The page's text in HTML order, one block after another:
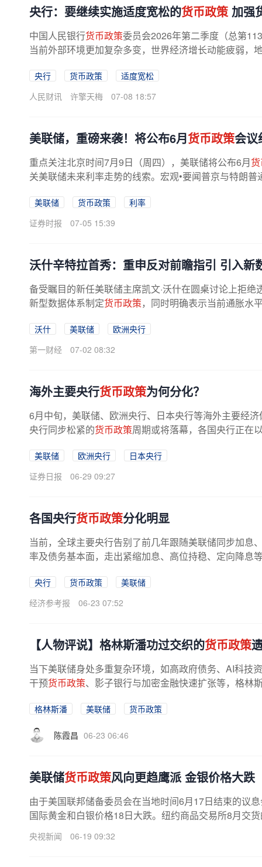
央行：要继续实施适度宽松的货币政策加强
中国人民银行货币政策委员会2026年第二季度（总第
当前外部环境更加复杂多变，世界经济增长动能疲弱，
央行 货币政策
适度宽松
人民财讯
许擎天梅 07-08 18:57
美联储，重磅来袭！将公布6月货币政策会议
重点关注北京时间7月9日（周四），美联储将公布6月
关美联储未来利率走势的线索。宏观•要闻普京与特朗
美联储 货币政策
利率
证券时报
07-05 15:39
沃什辛特拉首秀：重申反对前瞻指引 引入新
备受瞩目的新任美联储主席凯文·沃什在圆桌讨论上拒
新型数据体系制定货币政策，同时明确表示当前通胀水
沃什 美联储
欧洲央行
第一财经
07-02 08:32
海外主要央行货币政策为何分化？
6月中旬，美联储、欧洲央行、日本央行等海外主要经
央行同步松紧的货币政策周期或将落幕，各国央行正在
美联储 欧洲央行
日本央行
证券日报
06-29 09:27
各国央行货币政策分化明显
当前，全球主要央行告别了前几年跟随美联储同步加
率及债务基本面，走出紧缩加息、高位持稳、定向降息
央行 货币政策
美联储
经济参考报
06-23 07:52
【人物评说】格林斯潘功过交织的货币政策
当下美联储身处多重复杂环境，如高政府债务、AI科技
干预货币政策、影子银行与加密金融快速扩张等，格林
格林斯潘 美联储 货币政策
陈霞昌 06-23 06:46
美联储货币政策风向更趋鹰派 金银价格大跌
由于美国联邦储备委员会在当地时间6月17日结束的议
国际黄金和白银价格18日大跌。纽约商品交易所8月交
元，跌幅一度超过3.5%；7月交货的...
央视新闻 06-19 09:32